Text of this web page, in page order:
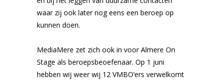
waar zij ook later nog eens een beroep op
kunnen doen.
MediaMere zet zich ook in voor Almere On
Stage als beroepsbeoefenaar. Op 1 juni
hebben wij weer wij 12 VMBO’ers verwelkomt